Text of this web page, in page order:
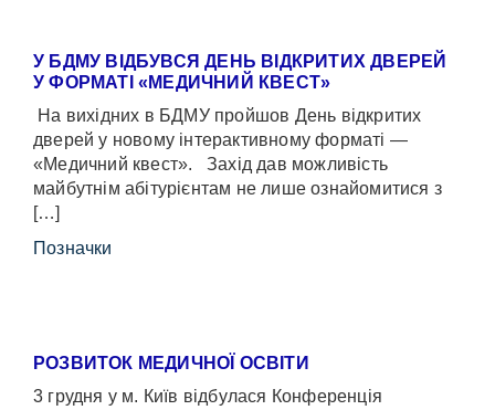
У БДМУ ВІДБУВСЯ ДЕНЬ ВІДКРИТИХ ДВЕРЕЙ
У ФОРМАТІ «МЕДИЧНИЙ КВЕСТ»
На вихідних в БДМУ пройшов День відкритих
дверей у новому інтерактивному форматі —
«Медичний квест». Захід дав можливість
майбутнім абітурієнтам не лише ознайомитися з
[…]
Позначки
РОЗВИТОК МЕДИЧНОЇ ОСВІТИ
3 грудня у м. Київ відбулася Конференція